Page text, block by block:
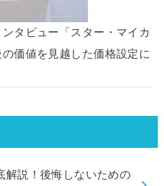
タビュー「スター・マイカ
価値を見越した価格設定に
解説！後悔しないための